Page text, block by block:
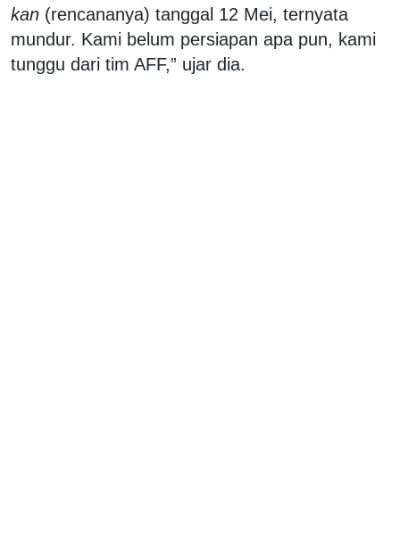
kan (rencananya) tanggal 12 Mei, ternyata
mundur. Kami belum persiapan apa pun, kami
tunggu dari tim AFF,” ujar dia.